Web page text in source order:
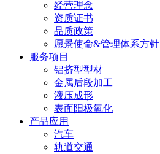
经营理念
资质证书
品质政策
愿景使命&管理体系方针
服务项目
铝挤型型材
金属后段加工
液压成形
表面阳极氧化
产品应用
汽车
轨道交通